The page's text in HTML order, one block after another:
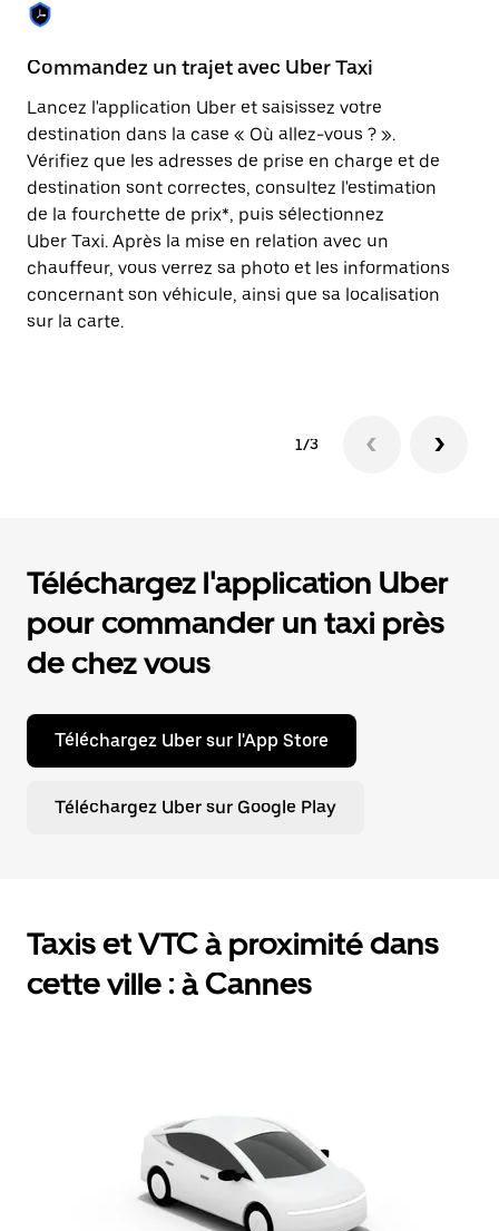
pour
fermer
calendrier.
Commandez un trajet avec Uber Taxi
Lancez l'application Uber et saisissez votre
destination dans la case « Où allez-vous ? ».
Vérifiez que les adresses de prise en charge et de
destination sont correctes, consultez l'estimation
de la fourchette de prix*, puis sélectionnez
Uber Taxi. Après la mise en relation avec un
chauffeur, vous verrez sa photo et les informations
concernant son véhicule, ainsi que sa localisation
sur la carte.
1/3
Téléchargez l'application Uber
pour commander un taxi près
de chez vous
Téléchargez Uber sur l'App Store
Téléchargez Uber sur Google Play
Taxis et VTC à proximité dans
cette ville : à Cannes